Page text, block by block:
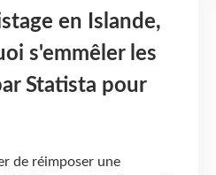
en Islande,
s'emmêler les
Statista pour
de réimposer une